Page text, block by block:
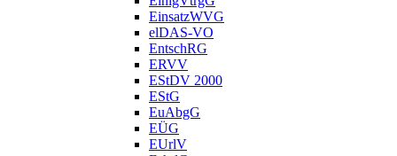
EinsatzWVG
elDAS-VO
EntschRG
ERVV
EStDV 2000
EStG
EuAbgG
EÜG
EUrlV